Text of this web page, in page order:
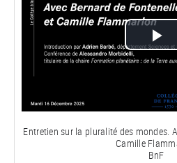
Entretien sur la pluralité des mondes.
Camille
BnF